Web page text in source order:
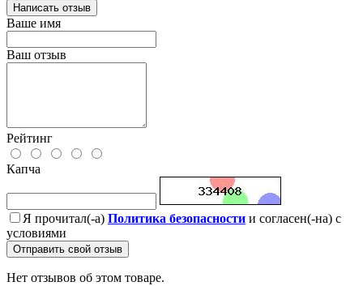
Написать отзыв
Ваше имя
Ваш отзыв
Рейтинг
Капча
Я прочитал(-а) Политика безопасности и согласен(-на) с
условиями
Отправить свой отзыв
Нет отзывов об этом товаре.